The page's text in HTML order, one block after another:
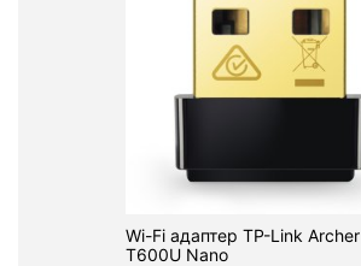
Wi-Fi адаптер TP-Link Archer
T600U Nano